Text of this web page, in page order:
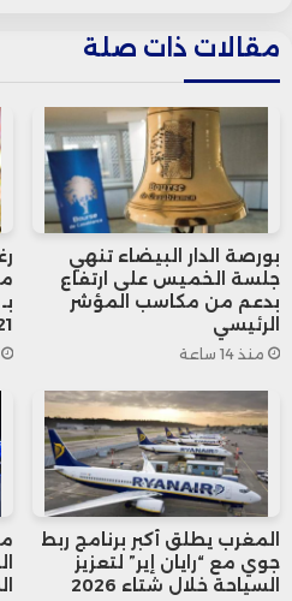
الولوج إلى الأسواق
وأوضح التقرير أن هذا
ضغوط متزايدة تواجه
إسرائيل، نتيجة ارتفاع
التوترات الإقليمية، إلى
المقاطعة في بعض
ما انعكس بشكل واضح
الصادرات الزراعية.
وتشير الصحيفة،
أحرونوت”، إلى أن
مقالات ذات صلة
بورصة الدار البيضاء تنهي
جلسة الخميس على ارتفاع
بدعم من مكاسب المؤشر
الرئيسي
منذ 14 ساعة
المغرب يطلق أكبر برنامج ربط
جوي مع “رايان إير” لتعزيز
السياحة خلال شتاء 2026